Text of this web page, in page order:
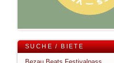
SUCHE / BIETE